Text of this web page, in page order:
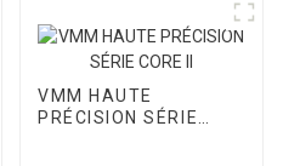
VMM HAUTE
PRÉCISION SÉRIE